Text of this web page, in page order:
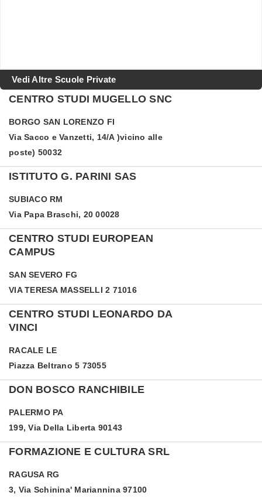
Vedi Altre Scuole Private
CENTRO STUDI MUGELLO SNC
BORGO SAN LORENZO FI
Via Sacco e Vanzetti, 14/A )vicino alle
poste) 50032
ISTITUTO G. PARINI SAS
SUBIACO RM
Via Papa Braschi, 20 00028
CENTRO STUDI EUROPEAN
CAMPUS
SAN SEVERO FG
VIA TERESA MASSELLI 2 71016
CENTRO STUDI LEONARDO DA
VINCI
RACALE LE
Piazza Beltrano 5 73055
DON BOSCO RANCHIBILE
PALERMO PA
199, Via Della Liberta 90143
FORMAZIONE E CULTURA SRL
RAGUSA RG
3, Via Schinina' Mariannina 97100